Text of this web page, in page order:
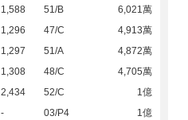
1,588 51/B
6,021萬
1,296 47/C
4,913萬
1,297 51/A
4,872萬
1,308 48/C
4,705萬
2,434 52/C
1億
- 03/P4
1億